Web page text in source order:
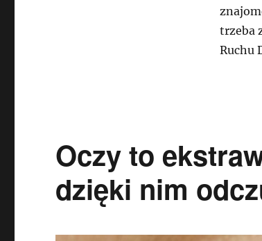
trzeba
Ruchu
Oczy to
dzięki nim